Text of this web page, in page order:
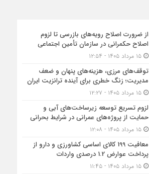
از ضرورت اصلاح رویه‌های بازرسی تا لزوم
اصلاح حکمرانی در سازمان تأمین اجتماعی
۱۵ مرداد ۱۴۰۵ - ۱۲:۵۴
توقف‌های مرزی، هزینه‌های پنهان و ضعف
مدیریت؛ زنگ خطری برای آینده ترانزیت ایران
۱۵ مرداد ۱۴۰۵ - ۱۲:۲۷
لزوم تسریع توسعه زیرساخت‌های آبی و
حمایت از پروژه‌های عمرانی در شرایط بحرانی
۱۵ مرداد ۱۴۰۵ - ۱۲:۰۸
معافیت 199 کالای اساسی کشاورزی و دارو از
پرداخت عوارض 1.2 درصدی واردات
۱۵ مرداد ۱۴۰۵ - ۱۱:۴۵